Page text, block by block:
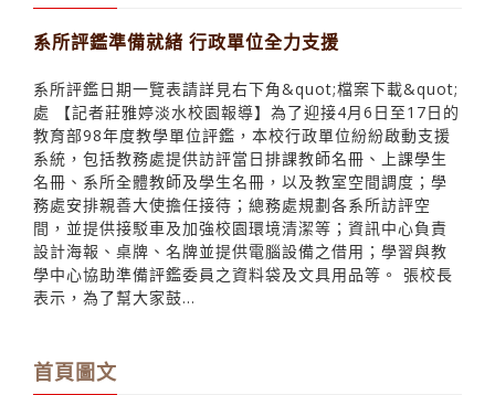
系所評鑑準備就緒 行政單位全力支援
系所評鑑日期一覽表請詳見右下角&quot;檔案下載&quot;
處 【記者莊雅婷淡水校園報導】為了迎接4月6日至17日的
教育部98年度教學單位評鑑，本校行政單位紛紛啟動支援
系統，包括教務處提供訪評當日排課教師名冊、上課學生
名冊、系所全體教師及學生名冊，以及教室空間調度；學
務處安排親善大使擔任接待；總務處規劃各系所訪評空
間，並提供接駁車及加強校園環境清潔等；資訊中心負責
設計海報、桌牌、名牌並提供電腦設備之借用；學習與教
學中心協助準備評鑑委員之資料袋及文具用品等。 張校長
表示，為了幫大家鼓...
首頁圖文